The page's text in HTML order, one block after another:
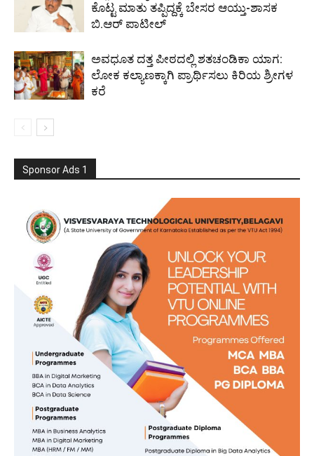
ಕೊಟ್ಟ ಮಾತು ತಪ್ಪಿದ್ದಕ್ಕೆ ಬೇಸರ ಆಯ್ತು-ಶಾಸಕ
ಬಿ.ಆರ್ ಪಾಟೀಲ್
ಅವಧೂತ ದತ್ತ ಪೀಠದಲ್ಲಿ ಶತಚಂಡಿಕಾ ಯಾಗ:
ಲೋಕ ಕಲ್ಯಾಣಕ್ಕಾಗಿ ಪ್ರಾರ್ಥಿಸಲು ಕಿರಿಯ ಶ್ರೀಗಳ
ಕರೆ
Sponsor Ads 1